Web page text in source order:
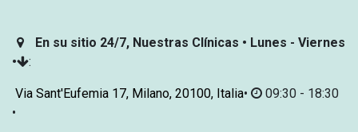
En su sitio 24/7, Nuestras Clínicas • Lunes - Viernes
•
:
Via Sant'Eufemia 17, Milano, 20100, Italia•
09:30 - 18:30
•